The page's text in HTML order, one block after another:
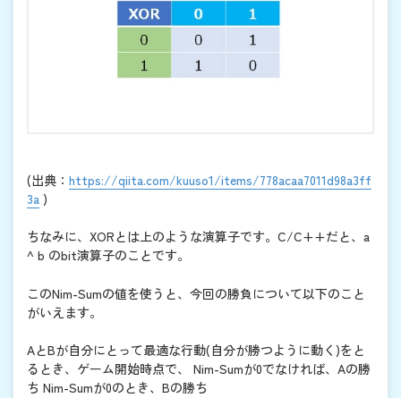
(出典： https://qiita.com/kuuso1/items/778acaa7011d98a3ff
3a )
ちなみに、XORとは上のような演算子です。C/C++だと、a
^ b のbit演算子のことです。
このNim-Sumの値を使うと、今回の勝負について以下のこと
がいえます。
AとBが自分にとって最適な行動(自分が勝つように動く)をと
るとき、ゲーム開始時点で、 Nim-Sumが0でなければ、Aの勝
ち Nim-Sumが0のとき、Bの勝ち